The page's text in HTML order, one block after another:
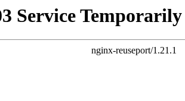
Service
nginx-reuseport/1.21.1